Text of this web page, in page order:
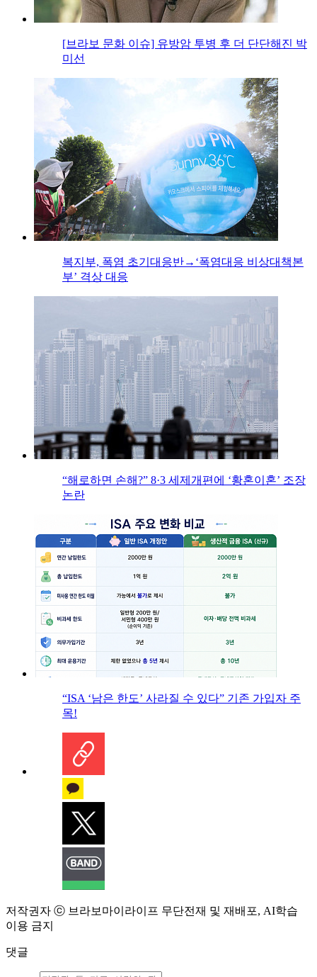
[브라보 문화 이슈] 유방암 투병 후 더 단단해진 박
미선
복지부, 폭염 초기대응반→‘폭염대응 비상대책본
부’ 격상 대응
“해로하면 손해?” 8·3 세제개편에 ‘황혼이혼’ 조장
논란
“ISA ‘남은 한도’ 사라질 수 있다” 기존 가입자 주
목!
저작권자 ⓒ 브라보마이라이프 무단전재 및 재배포, AI학습
이용 금지
댓글